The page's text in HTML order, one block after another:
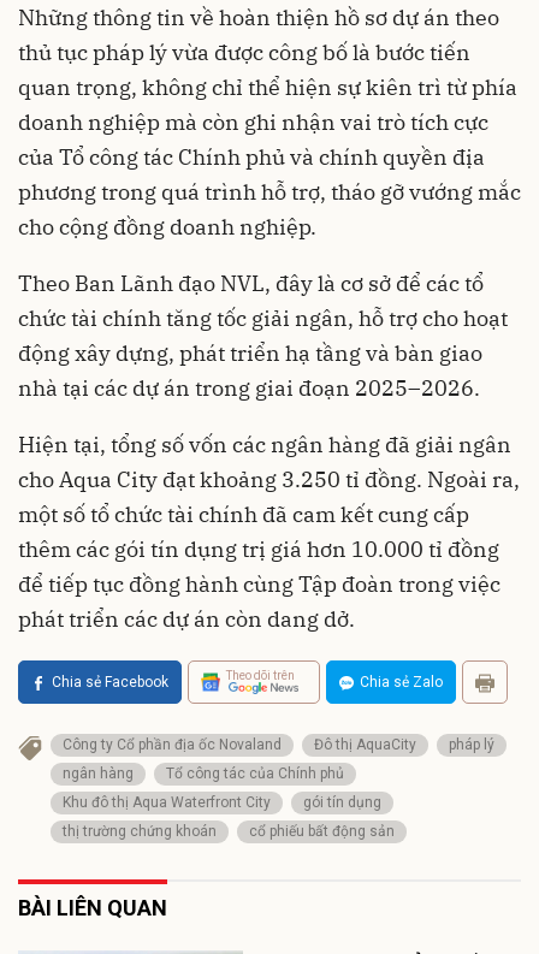
Những thông tin về hoàn thiện hồ sơ dự án theo
thủ tục pháp lý vừa được công bố là bước tiến
quan trọng, không chỉ thể hiện sự kiên trì từ phía
doanh nghiệp mà còn ghi nhận vai trò tích cực
của Tổ công tác Chính phủ và chính quyền địa
phương trong quá trình hỗ trợ, tháo gỡ vướng mắc
cho cộng đồng doanh nghiệp.
Theo Ban Lãnh đạo NVL, đây là cơ sở để các tổ
chức tài chính tăng tốc giải ngân, hỗ trợ cho hoạt
động xây dựng, phát triển hạ tầng và bàn giao
nhà tại các dự án trong giai đoạn 2025–2026.
Hiện tại, tổng số vốn các ngân hàng đã giải ngân
cho Aqua City đạt khoảng 3.250 tỉ đồng. Ngoài ra,
một số tổ chức tài chính đã cam kết cung cấp
thêm các gói tín dụng trị giá hơn 10.000 tỉ đồng
để tiếp tục đồng hành cùng Tập đoàn trong việc
phát triển các dự án còn dang dở.
Chia sẻ Facebook Theo dõi trên Chia sẻ Zalo
Công ty Cổ phần địa ốc Novaland Đô thị AquaCity
pháp lý
ngân hàng
Tổ công tác của Chính phủ
Khu đô thị Aqua Waterfront City
gói tín dụng
thị trường chứng khoán
cổ phiếu bất động sản
BÀI LIÊN QUAN